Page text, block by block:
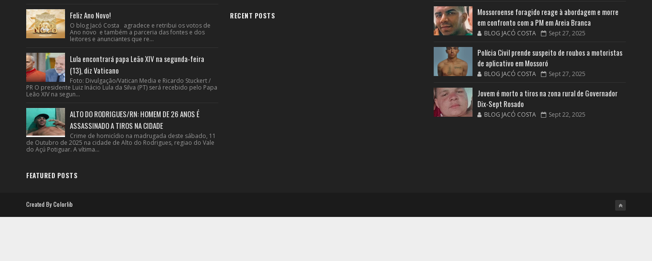
Feliz Ano Novo!
O blog Jacó Costa agradece e retribui os votos de
Ano novo e também a parceria das fontes e dos
leitores e anunciantes que re...
Lula encontrará papa Leão XIV na segunda-feira
(13), diz Vaticano
Foto: Divulgação/Vatican Media e Ricardo Stuckert /
PR O presidente Luiz Inácio Lula da Silva (PT) será recebido pelo Papa
Leão XIV na segun...
ALTO DO RODRIGUES/RN: HOMEM DE 26 ANOS É
ASSASSINADO A TIROS NA CIDADE
Crime de homicídio na madrugada deste sábado, 11
de Outubro de 2025 na cidade de Alto do Rodrigues, regiao do Vale
do Açú Potiguar. A vítima...
FEATURED POSTS
RECENT POSTS
Mossoroense foragido reage à abordagem e morre
em confronto com a PM em Areia Branca
BLOG JACÓ COSTA Sept 27, 2025
Polícia Civil prende suspeito de roubos a motoristas
de aplicativo em Mossoró
BLOG JACÓ COSTA Sept 27, 2025
Jovem é morto a tiros na zona rural de Governador
Dix-Sept Rosado
BLOG JACÓ COSTA Sept 22, 2025
Created ByColorlib